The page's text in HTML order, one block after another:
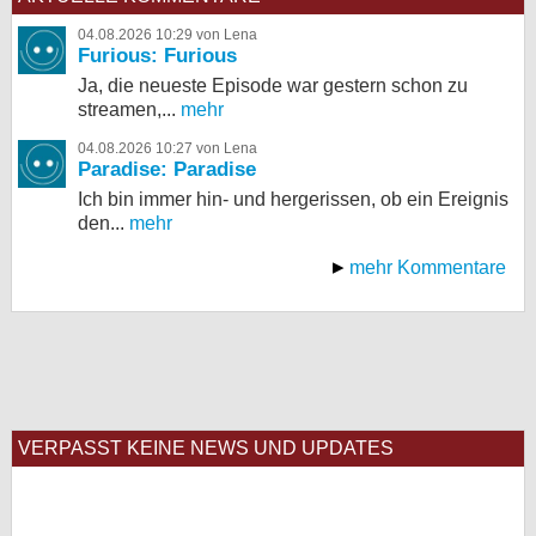
04.08.2026 10:29 von Lena
Furious: Furious
Ja, die neueste Episode war gestern schon zu
streamen,... mehr
04.08.2026 10:27 von Lena
Paradise: Paradise
Ich bin immer hin- und hergerissen, ob ein Ereignis
den... mehr
mehr Kommentare
VERPASST KEINE NEWS UND UPDATES